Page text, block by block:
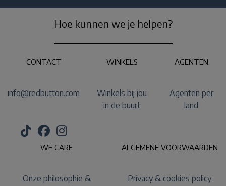
Hoe kunnen we je helpen?
CONTACT
info@redbutton.com
WINKELS
Winkels bij jou
in de buurt
AGENTEN
Agenten per
land
WE CARE
Onze philosophie &
ALGEMENE VOORWAARDEN
Privacy & cookies policy